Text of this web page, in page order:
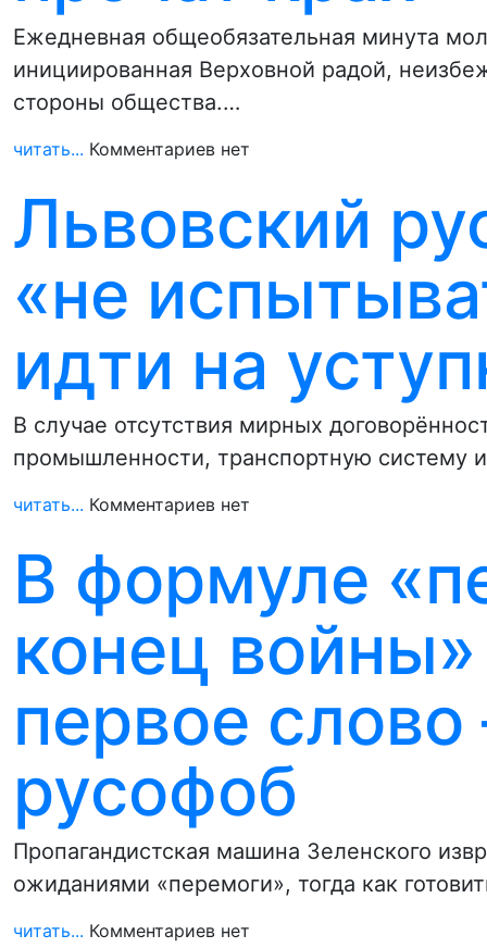
Ежедневная общеобязательная минута
инициированная Верховной радой,
стороны общества.…
читать... Комментариев нет
Львовский
«не
идти на
В случае отсутствия мирных
промышленности, транспортную систему
читать... Комментариев нет
В формуле
конец войны»
первое слово
русофоб
Пропагандистская машина Зеленского
ожиданиями «перемоги», тогда как
читать... Комментариев нет